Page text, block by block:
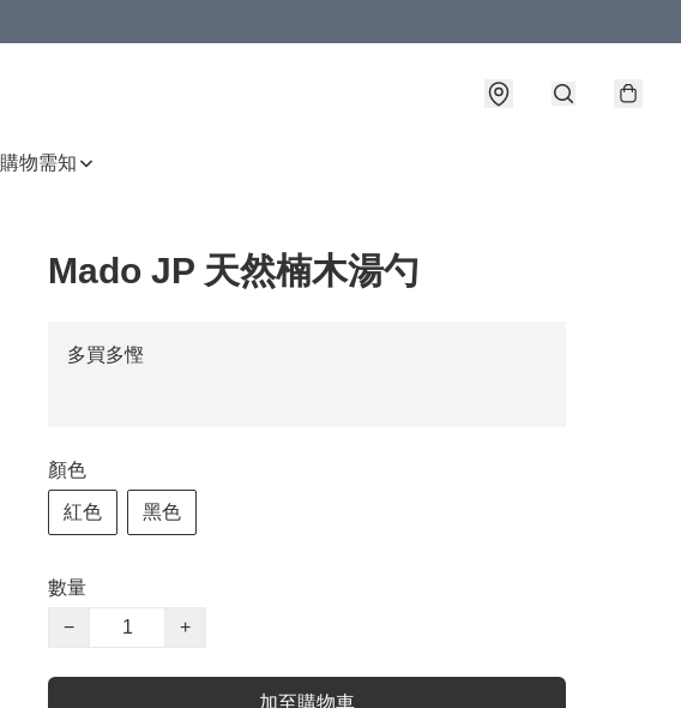
購物需知
Mado JP 天然楠木湯勺
多買多慳
顏色
紅色 黑色
數量
−
+
加至購物車